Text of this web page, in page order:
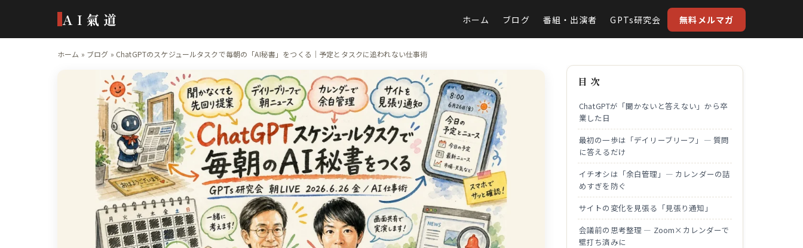
AI氣道 ホーム ブログ 番組・出演者 GPTs研究会 無料メルマガ
ホーム » ブログ » ChatGPTのスケジュールタスクで毎朝の「AI秘書」をつくる｜予定とタスクに追われない仕事術
目 次
ChatGPTが「聞かないと答えない」から卒
業した日
最初の一歩は「デイリーブリーフ」― 質問
に答えるだけ
イチオシは「余白管理」― カレンダーの詰
めすぎを防ぐ
サイトの変化を見張る「見張り通知」
会議前の思考整理 ― Zoom×カレンダーで
壁打ち済みに